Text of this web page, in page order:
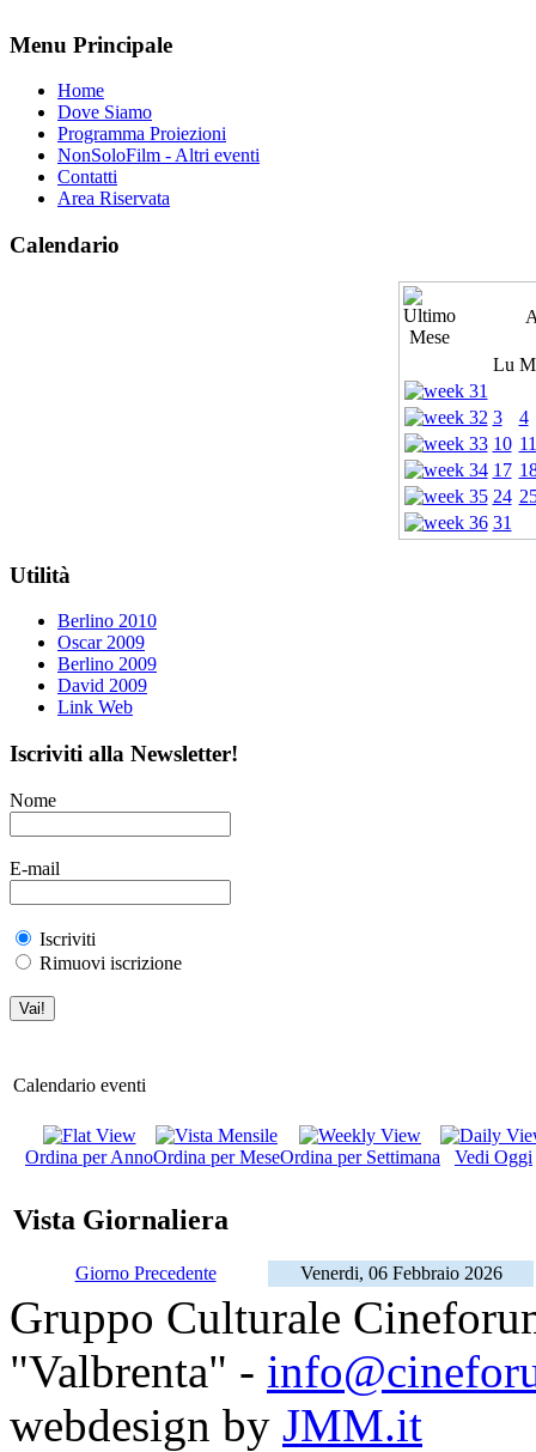
Menu Principale
Home
Dove Siamo
Programma Proiezioni
NonSoloFilm - Altri eventi
Contatti
Area Riservata
Calendario
Lu
3
4
10 11
17
24
31
Utilità
Berlino 2010
Oscar 2009
Berlino 2009
David 2009
Link Web
Iscriviti alla Newsletter!
Nome
E-mail
Iscriviti
Rimuovi iscrizione
Calendario eventi
Ordina per AnnoOrdina per MeseOrdina per Settimana Vedi Oggi
Vista Giornaliera
Giorno Precedente Venerdi, 06 Febbraio 2026
Gruppo Culturale
"Valbrenta" -
webdesign by JMM.it